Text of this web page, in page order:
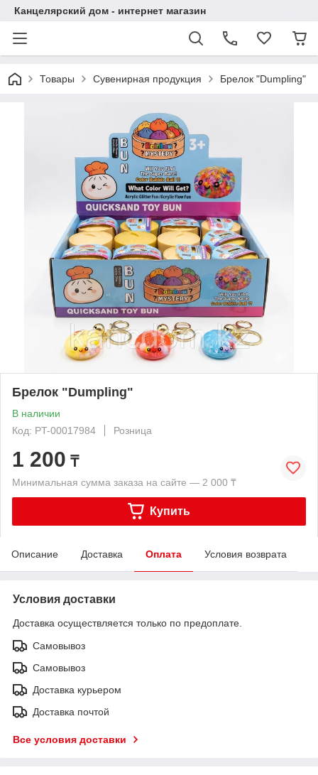
Канцелярский дом - интернет магазин
Товары Сувенирная продукция Брелок "Dumpling"
Брелок "Dumpling"
В наличии
Код: PT-00017984
Розница
1 200 ₸
Минимальная сумма заказа на сайте — 2 000 ₸
Купить
Описание Доставка Оплата Условия возврата
Условия доставки
Доставка осуществляется только по предоплате.
Самовывоз
Самовывоз
Доставка курьером
Доставка почтой
Все условия доставки